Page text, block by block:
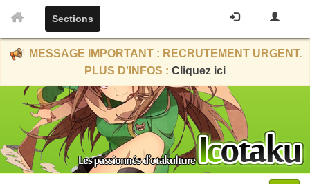
Sections
MESSAGE IMPORTANT : RECRUTEMENT URGENT.
PLUS D'INFOS : Cliquez ici